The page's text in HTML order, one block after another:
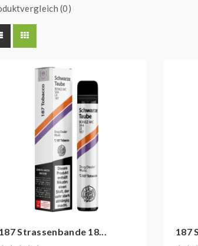
(0)
187 Strassenbande 18... 187